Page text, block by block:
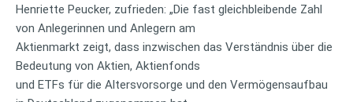
Henriette Peucker, zufrieden: „Die fast gleichbleibende Zahl
von Anlegerinnen und Anlegern am
Aktienmarkt zeigt, dass inzwischen das Verständnis über die
Bedeutung von Aktien, Aktienfonds
und ETFs für die Altersvorsorge und den Vermögensaufbau